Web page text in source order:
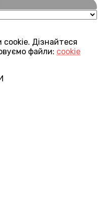
Дізнайтеся
файли: cookie